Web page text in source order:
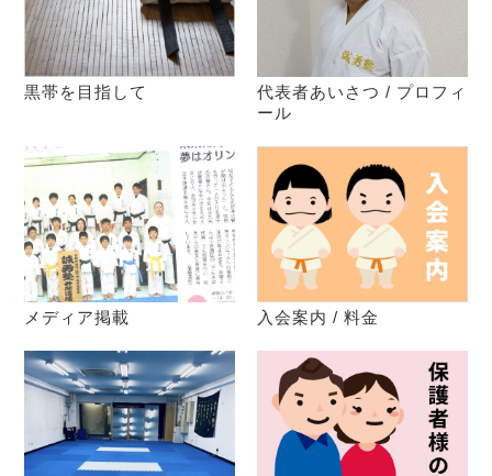
黒帯を目指して
代表者あいさつ / プロフィ
ール
メディア掲載 入会案内 / 料金